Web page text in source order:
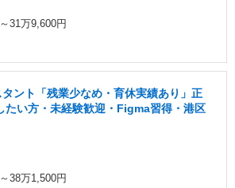
31万9,600円
ント「残業少なめ・育休実績あり」正
たい方・未経験歓迎・Figma習得・港区
38万1,500円